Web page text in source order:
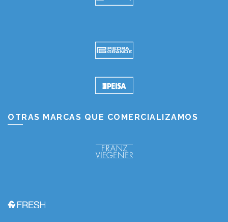
OTRAS MARCAS QUE COMERCIALIZAMOS